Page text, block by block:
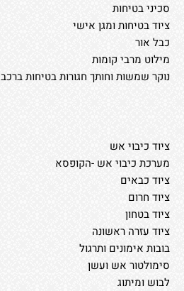
סכיני בטיחות
ציוד בטיחות ומגן אישי
כבל אור
מילוט מרבי קומות
נוקר שמשות וחותך חגורות בטיחות ברכב
ציוד כיבוי אש
מערכת כיבוי אש -הקופסא
ציוד כבאים
ציוד חרום
ציוד בטחון
ציוד עזרה ראשונה
בובות אימונים ותרגול
סימולטור אש ועשן
לבוש ומיתוג